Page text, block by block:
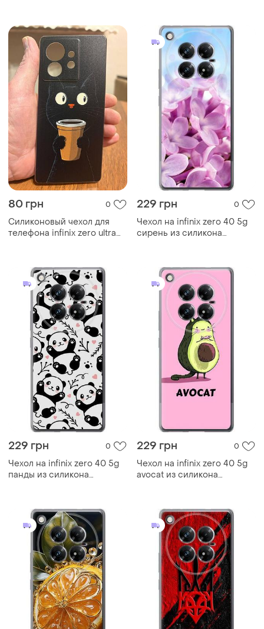
80 грн 0
Силиконовый чехол для
телефона infinix zero ultra
229 грн 0
Чехол на infinix zero 40 5g
сирень из силикона
229 грн 0
Чехол на infinix zero 40 5g
панды из силикона
229 грн 0
Чехол на infinix zero 40 5g
avocat из силикона